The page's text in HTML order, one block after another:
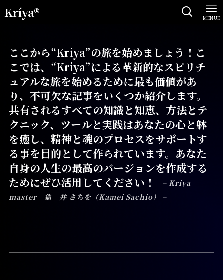
Kríya® MENUE
ここから“Kriya”の旅を始めましょう！こ
こでは、“Kriya”による革新的なスピリチ
ュアルな旅を始めるために最も価値があ
り、不可欠な記事をいくつか紹介します。
共有されるすべての知識と知恵、方法とテ
クニック、ツールと実践はあなたの心と躰
を癒し、精神と魂のプロセスをサポートす
る事を目的として作られています。あなた
自身の人生の最高のバージョンを作成する
ためにぜひ活用してください！
– Kriya
master 龜 井 さちを（Kamei Sachio） –